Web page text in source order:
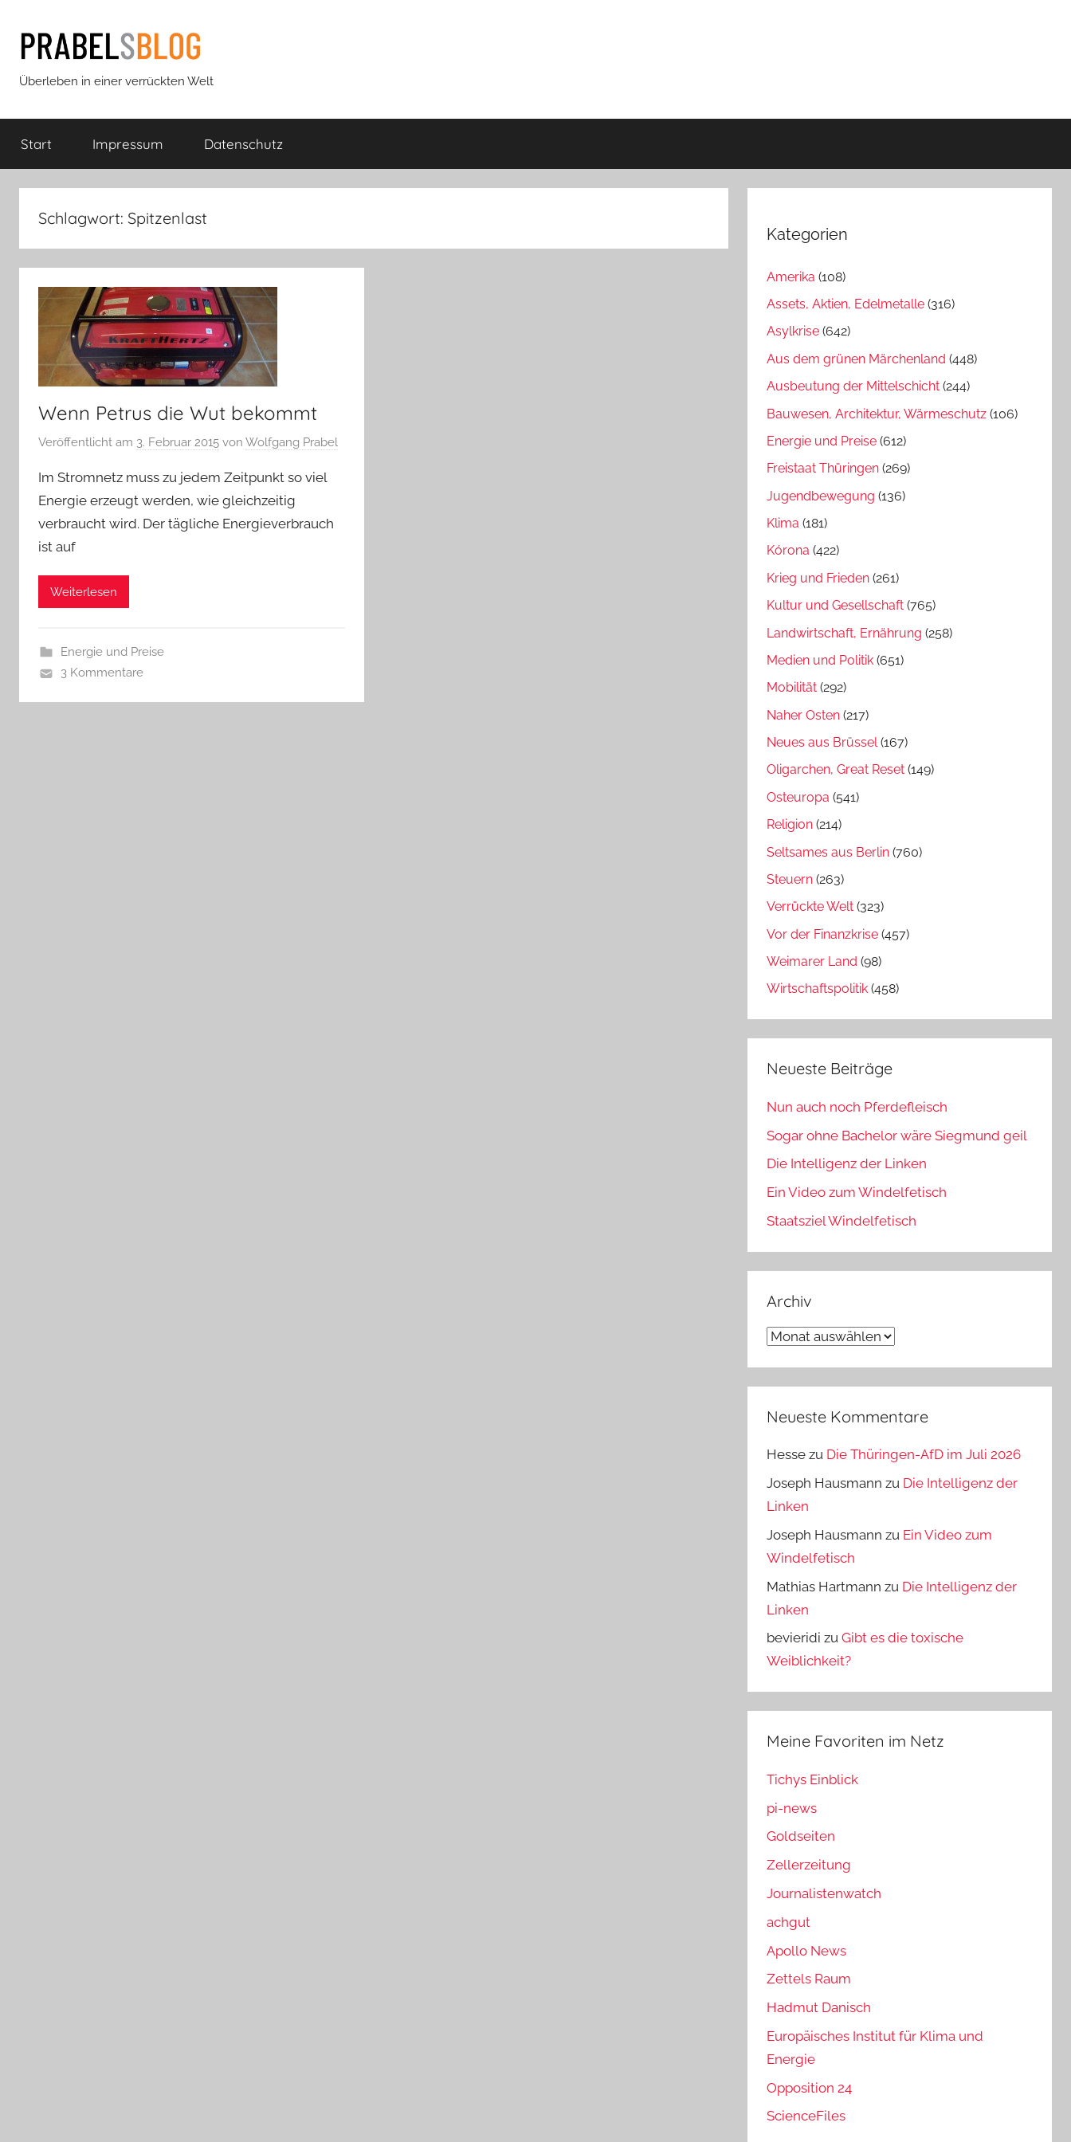
Inhalt
springen
Prabels
Blog
Überleben in einer verrückten Welt
Start Impressum Datenschutz
Schlagwort: Spitzenlast
Wenn Petrus die Wut bekommt
Veröffentlicht am 3. Februar 2015 von Wolfgang Prabel
Im Stromnetz muss zu jedem Zeitpunkt so viel
Energie erzeugt werden, wie gleichzeitig
verbraucht wird. Der tägliche Energieverbrauch
ist auf
Weiterlesen
Energie und Preise
3 Kommentare
Kategorien
Amerika (108)
Assets, Aktien, Edelmetalle (316)
Asylkrise (642)
Aus dem grünen Märchenland (448)
Ausbeutung der Mittelschicht (244)
Bauwesen, Architektur, Wärmeschutz (106)
Energie und Preise (612)
Freistaat Thüringen (269)
Jugendbewegung (136)
Klima (181)
Kórona (422)
Krieg und Frieden (261)
Kultur und Gesellschaft (765)
Landwirtschaft, Ernährung (258)
Medien und Politik (651)
Mobilität (292)
Naher Osten (217)
Neues aus Brüssel(167)
Oligarchen, Great Reset (149)
Osteuropa (541)
Religion (214)
Seltsames aus Berlin (760)
Steuern (263)
Verrückte Welt (323)
Vor der Finanzkrise (457)
Weimarer Land (98)
Wirtschaftspolitik (458)
Neueste Beiträge
Nun auch noch Pferdefleisch
Sogar ohne Bachelor wäre Siegmund geil
Die Intelligenz der Linken
Ein Video zum Windelfetisch
Staatsziel Windelfetisch
Archiv
Archiv
Neueste Kommentare
Hesse zu Die Thüringen-AfD im Juli 2026
Joseph Hausmann zu Die Intelligenz der
Linken
Joseph Hausmann zu Ein Video zum
Windelfetisch
Mathias Hartmann zu Die Intelligenz der
Linken
bevieridi zuGibt es die toxische
Weiblichkeit?
Meine Favoriten im Netz
Tichys Einblick
pi-news
Goldseiten
Zellerzeitung
Journalistenwatch
achgut
Apollo News
Zettels Raum
Hadmut Danisch
Europäisches Institut für Klima und
Energie
Opposition 24
ScienceFiles